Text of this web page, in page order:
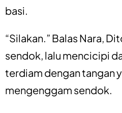
basi.
“Silakan.” Balas Nara,
sendok, lalu mencicipi
terdiam dengan tangan
mengenggam sendok.